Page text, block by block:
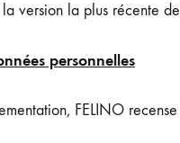
la version la plus récente
personnelles
FELINO